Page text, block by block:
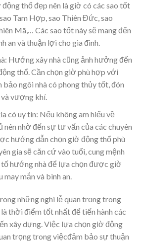
thổ đẹp nên là giờ có các sao tốt
Tam Hợp, sao Thiên Đức, sao
Mã,… Các sao tốt này sẽ mang đến
an và thuận lợi cho gia đình.
Hướng xây nhà cũng ảnh hưởng đến
thổ. Cần chọn giờ phù hợp với
bảo ngôi nhà có phong thủy tốt, đón
vượng khí.
có uy tín: Nếu không am hiểu về
nên nhờ đến sự tư vấn của các chuyên
hướng dẫn chọn giờ động thổ phù
gia sẽ căn cứ vào tuổi, cung mệnh
tố hướng nhà để lựa chọn được giờ
may mắn và bình an.
những nghi lễ quan trọng trong
thời điểm tốt nhất để tiến hành các
xây dựng. Việc lựa chọn giờ động
trọng trong việcđảm bảo sự thuận